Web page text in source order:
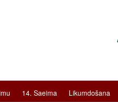
14. Saeima Likumdošana